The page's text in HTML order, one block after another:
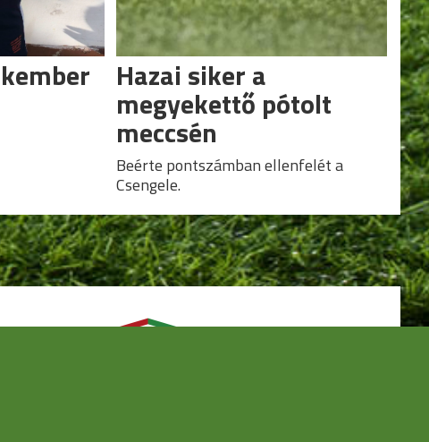
Hazai siker a
megyekettő pótolt
meccsén
Beérte pontszámban ellenfelét a
Csengele.